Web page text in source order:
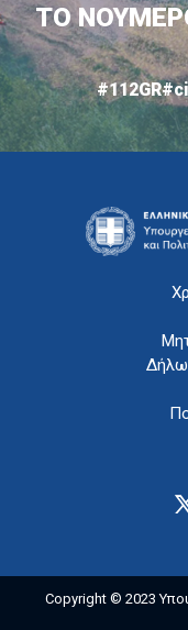
ΤΟ
#112GR
Copyright © 2023